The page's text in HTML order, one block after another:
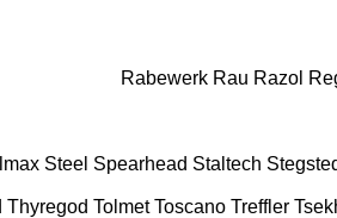
Rabewerk Rau Razol
Steel Spearhead Staltech
Thyregod Tolmet Toscano Treffler